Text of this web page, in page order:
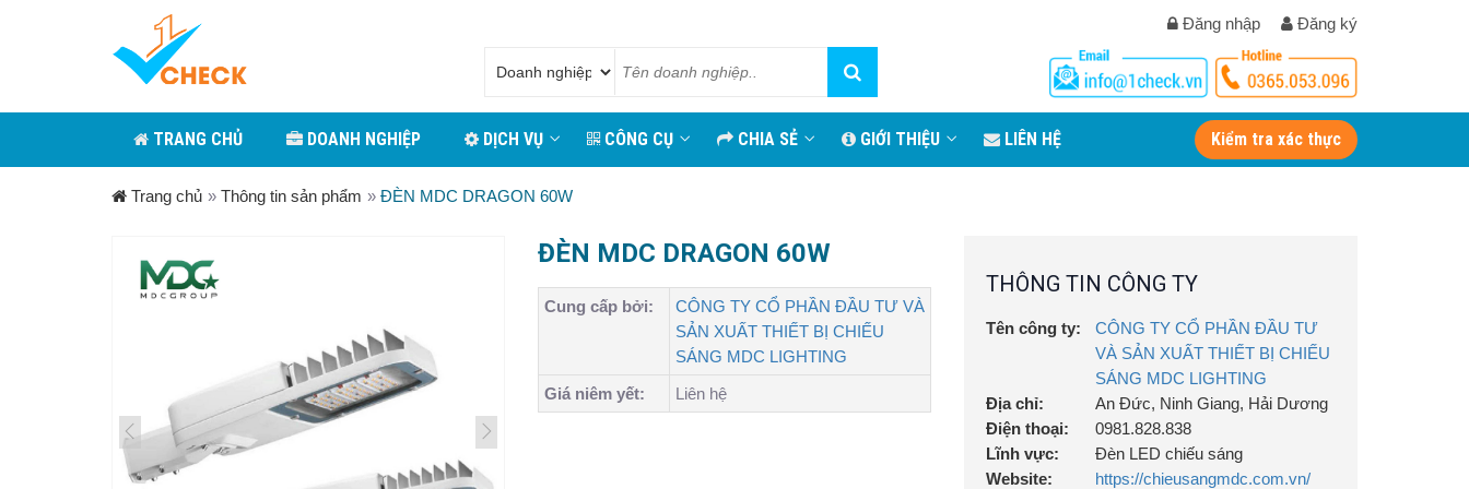
Đăng nhập Đăng ký
TRANG CHỦ DOANH NGHIỆP DỊCH VỤ CÔNG CỤ CHIA SẺ GIỚI THIỆU LIÊN HỆ Kiểm tra xác thực
Trang chủ » Thông tin sản phẩm » ĐÈN MDC DRAGON 60W
ĐÈN MDC DRAGON 60W
Cung cấp bởi:
CÔNG TY CỔ PHẦN ĐẦU TƯ VÀ
SẢN XUẤT THIẾT BỊ CHIẾU
SÁNG MDC LIGHTING
Giá niêm yết:
Liên hệ
THÔNG TIN CÔNG TY
Tên công ty:
CÔNG TY CỔ PHẦN ĐẦU TƯ
VÀ SẢN XUẤT THIẾT BỊ CHIẾU
SÁNG MDC LIGHTING
Địa chỉ:
An Đức, Ninh Giang, Hải Dương
Điện thoại:
0981.828.838
Lĩnh vực:
Đèn LED chiếu sáng
Website:
https://chieusangmdc.com.vn/